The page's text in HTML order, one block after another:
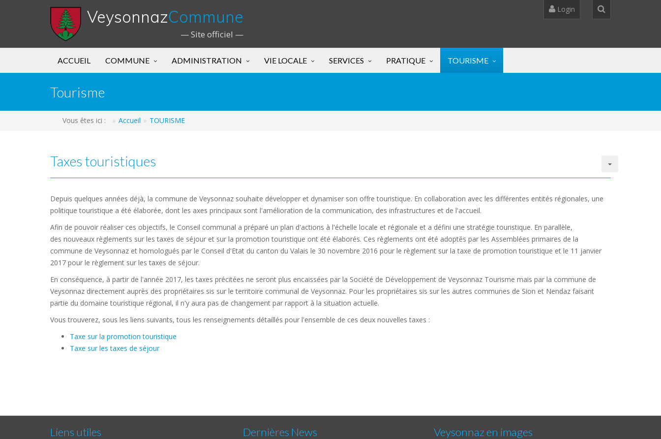
VeysonnazCommune
— Site officiel —
Login
ACCUEIL COMMUNE ADMINISTRATION VIE LOCALE SERVICES PRATIQUE TOURISME
Tourisme
Vous êtes ici : Accueil TOURISME
Taxes touristiques
Depuis quelques années déjà, la commune de Veysonnaz souhaite développer et dynamiser son offre touristique. En collaboration avec les différentes entités régionales, une
politique touristique a été élaborée, dont les axes principaux sont l'amélioration de la communication, des infrastructures et de l'accueil.
Afin de pouvoir réaliser ces objectifs, le Conseil communal a préparé un plan d'actions à l'échelle locale et régionale et a défini une stratégie touristique. En parallèle,
des nouveaux règlements sur les taxes de séjour et sur la promotion touristique ont été élaborés. Ces règlements ont été adoptés par les Assemblées primaires de la
commune de Veysonnaz et homologués par le Conseil d'Etat du canton du Valais le 30 novembre 2016 pour le règlement sur la taxe de promotion touristique et le 11 janvier
2017 pour le règlement sur les taxes de séjour.
En conséquence, à partir de l'année 2017, les taxes précitées ne seront plus encaissées par la Société de Développement de Veysonnaz Tourisme mais par la commune de
Veysonnaz directement auprès des propriétaires sis sur le territoire communal de Veysonnaz. Pour les propriétaires sis sur les autres communes de Sion et Nendaz faisant
partie du domaine touristique régional, il n'y aura pas de changement par rapport à la situation actuelle.
Vous trouverez, sous les liens suivants, tous les renseignements détaillés pour l'ensemble de ces deux nouvelles taxes :
Taxe sur la promotion touristique
Taxe sur les taxes de séjour
Liens utiles Dernières News Veysonnaz en images